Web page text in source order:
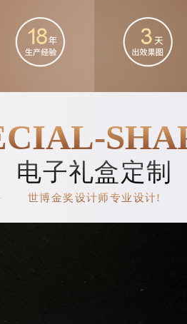
电子礼盒定制
世博金奖设计师专业设计!